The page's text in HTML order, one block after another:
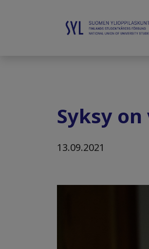
Syksy
13.09.2021